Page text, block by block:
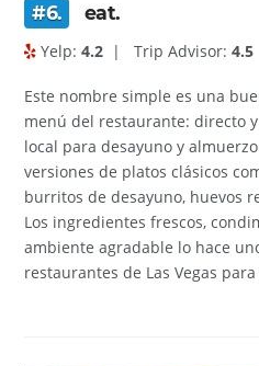
#6. eat.
Yelp:4.2 | Trip Advisor:4.5
Este nombre simple es una
menú del restaurante: directo
local para desayuno y
versiones de platos clásicos
burritos de desayuno, huevos
Los ingredientes frescos,
ambiente agradable lo hace
restaurantes de Las Vegas